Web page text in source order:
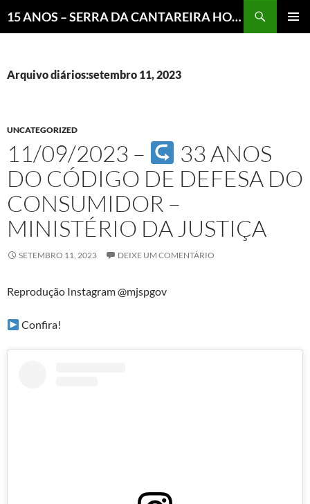
15 ANOS – SERRA DA CANTAREIRA HOJE E COTIDIANO DO BRASIL E DO MUNDO
Arquivo diários:setembro 11, 2023
UNCATEGORIZED
11/09/2023 –
33 ANOS
DO CÓDIGO DE DEFESA DO
CONSUMIDOR –
MINISTÉRIO DA JUSTIÇA
SETEMBRO 11, 2023 DEIXE UM COMENTÁRIO
Reprodução Instagram @mjspgov
Confira!